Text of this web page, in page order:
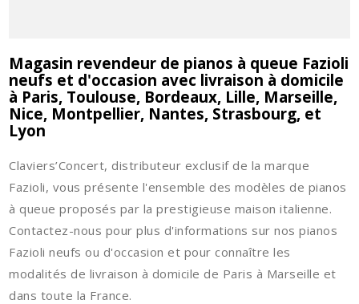
Rechercher
Magasin revendeur de pianos à queue Fazioli
neufs et d'occasion avec livraison à domicile
à Paris, Toulouse, Bordeaux, Lille, Marseille,
Nice, Montpellier, Nantes, Strasbourg, et
Lyon
Claviers’Concert, distributeur exclusif de la marque
Fazioli, vous présente l'ensemble des modèles de pianos
à queue proposés par la prestigieuse maison italienne.
Contactez-nous pour plus d'informations sur nos pianos
Fazioli neufs ou d'occasion et pour connaître les
modalités de livraison à domicile de Paris à Marseille et
dans toute la France.